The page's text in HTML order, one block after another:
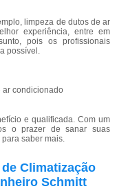
limpeza de dutos de ar
experiência, entre em
pois os profissionais
possível.
ar condicionado
e qualificada. Com um
o prazer de sanar suas
saber mais.
Climatização
Schmitt